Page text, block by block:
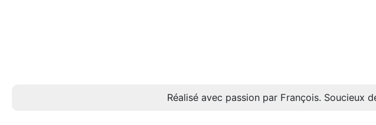
Réalisé avec passion par François. Soucieux